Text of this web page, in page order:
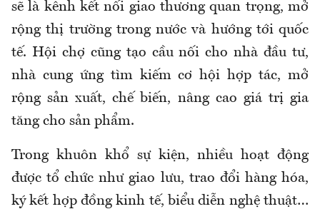
sẽ là kênh kết nối giao thương quan trọng, mở
rộng thị trường trong nước và hướng tới quốc
tế. Hội chợ cũng tạo cầu nối cho nhà đầu tư,
nhà cung ứng tìm kiếm cơ hội hợp tác, mở
rộng sản xuất, chế biến, nâng cao giá trị gia
tăng cho sản phẩm.
Trong khuôn khổ sự kiện, nhiều hoạt động
được tổ chức như giao lưu, trao đổi hàng hóa,
ký kết hợp đồng kinh tế, biểu diễn nghệ thuật…